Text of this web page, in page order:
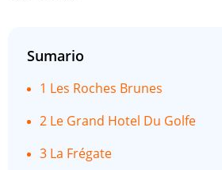
Sumario
1 Les Roches Brunes
2 Le Grand Hotel Du Golfe
3 La Frégate